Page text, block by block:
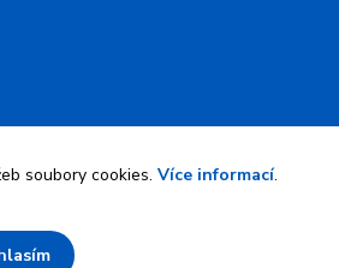
soubory cookies. Více informací.